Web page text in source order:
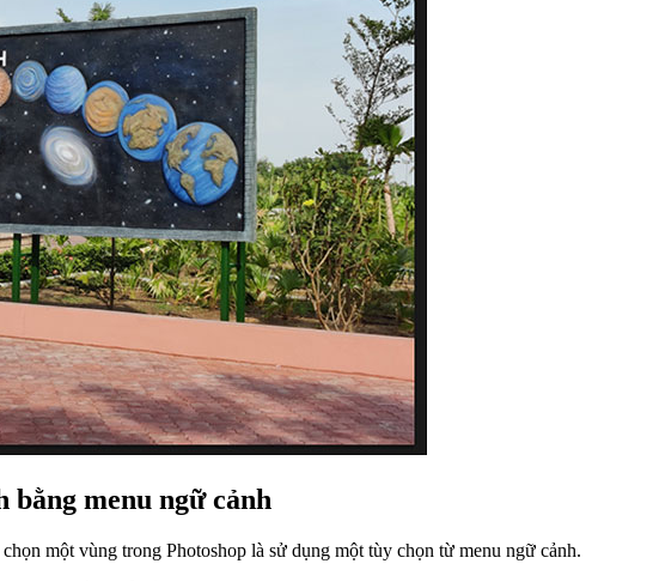
bằng menu ngữ cảnh
một vùng trong Photoshop là sử dụng một tùy chọn từ menu ngữ cảnh.
đã chọn vùng trên ảnh.
từ menu ngữ cảnh hiện ra, hãy nhấp vào “
Deselect ”.